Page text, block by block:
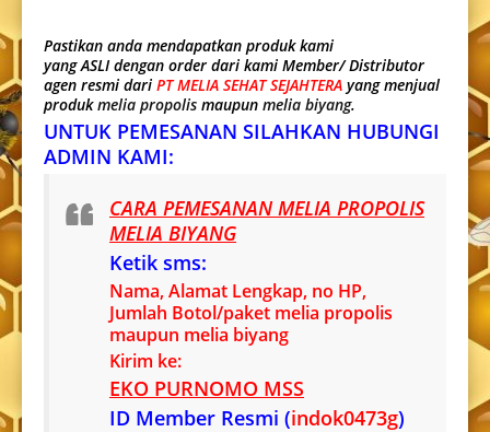
Pastikan anda mendapatkan produk kami
yang ASLI dengan order dari kami Member/ Distributor
agen resmi dari PT MELIA SEHAT SEJAHTERA yang menjual
produkmelia propolis maupun melia biyang.
UNTUK PEMESANAN SILAHKAN HUBUNGI
ADMIN KAMI:
CARA PEMESANAN MELIA PROPOLIS
MELIA BIYANG
Ketik sms:
Nama, Alamat Lengkap, no HP,
Jumlah Botol/paket melia propolis
maupun melia biyang
Kirim ke:
EKO PURNOMO MSS
ID Member Resmi (indok0473g)